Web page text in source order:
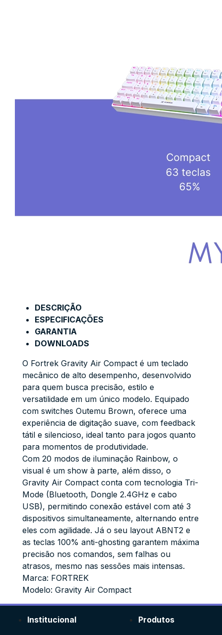
DESCRIÇÃO
ESPECIFICAÇÕES
GARANTIA
DOWNLOADS
O Fortrek Gravity Air Compact é um teclado
mecânico de alto desempenho, desenvolvido
para quem busca precisão, estilo e
versatilidade em um único modelo. Equipado
com switches Outemu Brown, oferece uma
experiência de digitação suave, com feedback
tátil e silencioso, ideal tanto para jogos quanto
para momentos de produtividade.
Com 20 modos de iluminação Rainbow, o
visual é um show à parte, além disso, o
Gravity Air Compact conta com tecnologia Tri-
Mode (Bluetooth, Dongle 2.4GHz e cabo
USB), permitindo conexão estável com até 3
dispositivos simultaneamente, alternando entre
eles com agilidade. Já o seu layout ABNT2 e
as teclas 100% anti-ghosting garantem máxima
precisão nos comandos, sem falhas ou
atrasos, mesmo nas sessões mais intensas.
Marca: FORTREK
Modelo: Gravity Air Compact
Institucional
Produtos